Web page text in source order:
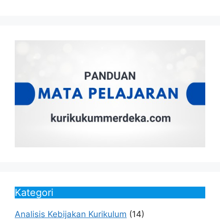
Kategori
Analisis Kebijakan Kurikulum (14)